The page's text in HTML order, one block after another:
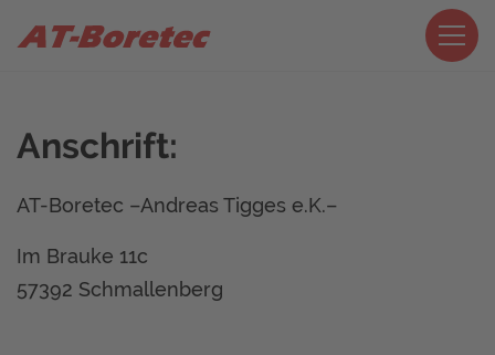
Anschrift:
AT-Boretec –Andreas Tigges e.K.–
Im Brauke 11c
57392 Schmallenberg